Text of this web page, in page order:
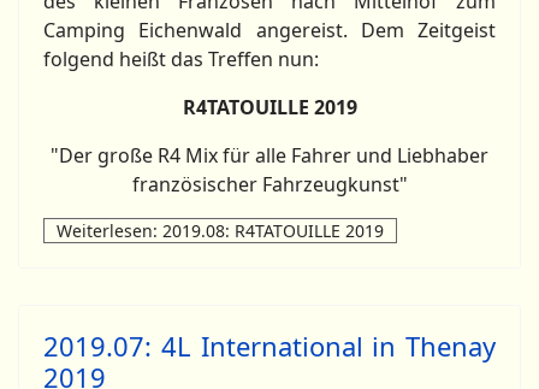
Camping Eichenwald angereist. Dem Zeitgeist
folgend heißt das Treffen nun:
R4TATOUILLE 2019
"Der große R4 Mix für alle Fahrer und Liebhaber
französischer Fahrzeugkunst"
Weiterlesen: 2019.08: R4TATOUILLE 2019
2019.07: 4L International in Thenay
2019